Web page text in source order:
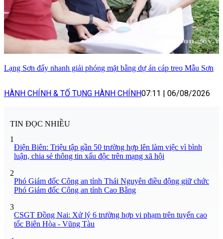
Lạng Sơn đẩy nhanh giải phóng mặt bằng dự án cáp treo Mẫu Sơn
HÀNH CHÍNH & TỐ TỤNG HÀNH CHÍNH07:11 06/08/2026
TIN ĐỌC NHIỀU
1
Điện Biên: Triệu tập gần 50 trường hợp lên làm việc vì bình
luận, chia sẻ thông tin xấu độc trên mạng xã hội
2
Phó Giám đốc Công an tỉnh Thái Nguyên điều động giữ chức
Phó Giám đốc Công an tỉnh Cao Bằng
3
CSGT Đồng Nai: Xử lý 6 trường hợp vi phạm trên tuyến cao
tốc Biên Hòa - Vũng Tàu